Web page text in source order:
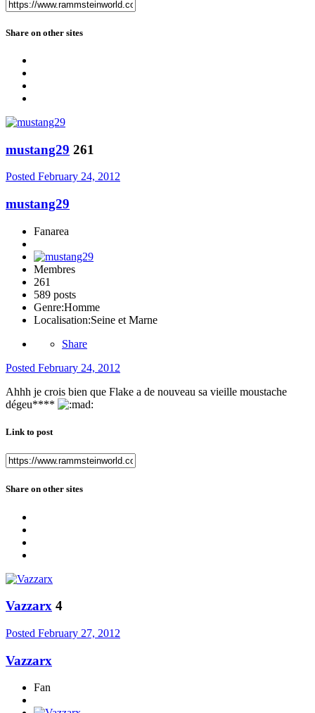
Share on other sites
mustang29 261
Posted February 24, 2012
mustang29
Fanarea
Membres
261
589 posts
Genre:Homme
Localisation:Seine et Marne
Share
Posted February 24, 2012
Ahhh je crois bien que Flake a de nouveau sa vieille moustache
dégeu****
Link to post
Share on other sites
Vazzarx 4
Posted February 27, 2012
Vazzarx
Fan